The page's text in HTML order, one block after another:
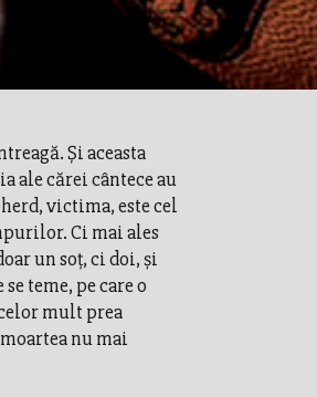
Şi aceasta
ale cărei cântece au
victima, este cel
Ci mai ales
un soţ, ci doi, şi
teme, pe care o
celor mult prea
nu mai